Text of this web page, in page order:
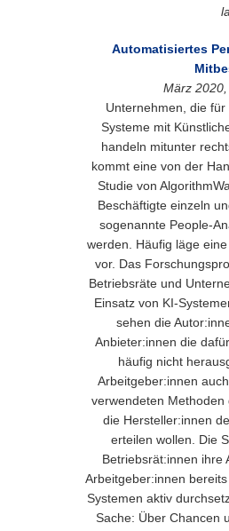
Automatisiertes
März
Unternehmen, die
Systeme mit
handeln mitunter
kommt eine von der
Studie von
Beschäftigte einzeln
sogenannte People-
werden. Häufig läge
vor. Das
Betriebsräte und
Einsatz von KI-
sehen die
Anbieter:innen die
häufig nicht
Arbeitgeber:innen
verwendeten
die Hersteller:innen
erteilen wollen. Die
Betriebsrät:innen ihre
Arbeitgeber:innen
Systemen aktiv
Sache: Über Chancen